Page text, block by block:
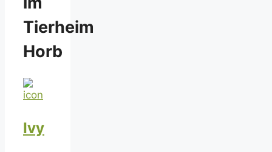
Tierheim
Horb
Ivy